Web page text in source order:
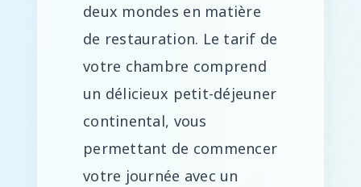
deux mondes en matière
de restauration. Le tarif de
votre chambre comprend
un délicieux petit-déjeuner
continental, vous
permettant de commencer
votre journée avec un